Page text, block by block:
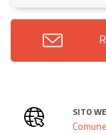
SITO
Comune